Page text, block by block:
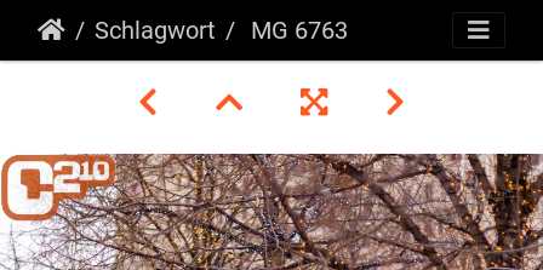
Schlagwort MG 6763